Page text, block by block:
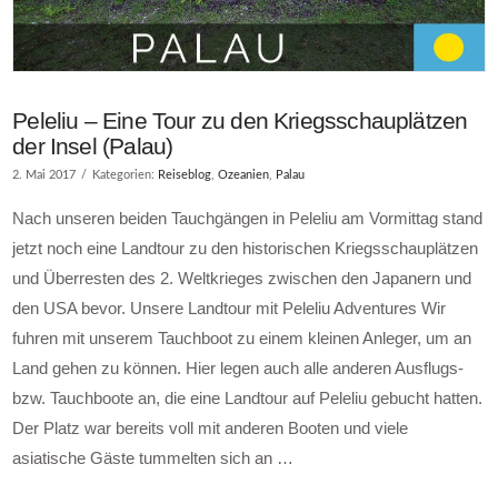
Peleliu – Eine Tour zu den Kriegsschauplätzen
der Insel (Palau)
2. Mai 2017 Kategorien: Reiseblog,Ozeanien, Palau
Nach unseren beiden Tauchgängen in Peleliu am Vormittag stand
jetzt noch eine Landtour zu den historischen Kriegsschauplätzen
und Überresten des 2. Weltkrieges zwischen den Japanern und
den USA bevor. Unsere Landtour mit Peleliu Adventures Wir
fuhren mit unserem Tauchboot zu einem kleinen Anleger, um an
Land gehen zu können. Hier legen auch alle anderen Ausflugs-
bzw. Tauchboote an, die eine Landtour auf Peleliu gebucht hatten.
Der Platz war bereits voll mit anderen Booten und viele
asiatische Gäste tummelten sich an …